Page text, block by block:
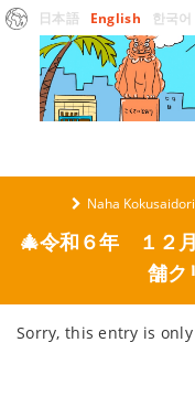
日本語 English 한국어
Naha
🎄令和６年 １２月
舗ク
Sorry, this entry is